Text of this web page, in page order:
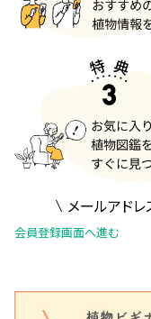
メールアド
会員登録画面へ進む